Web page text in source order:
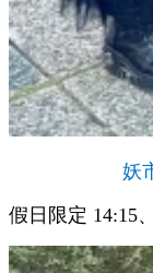
妖
假日限定 14:15